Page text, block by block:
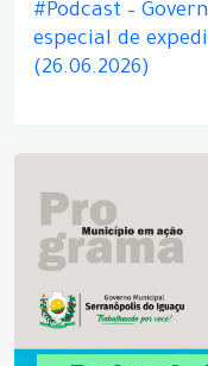
#Podcast –
especial de
(26.06.2026)